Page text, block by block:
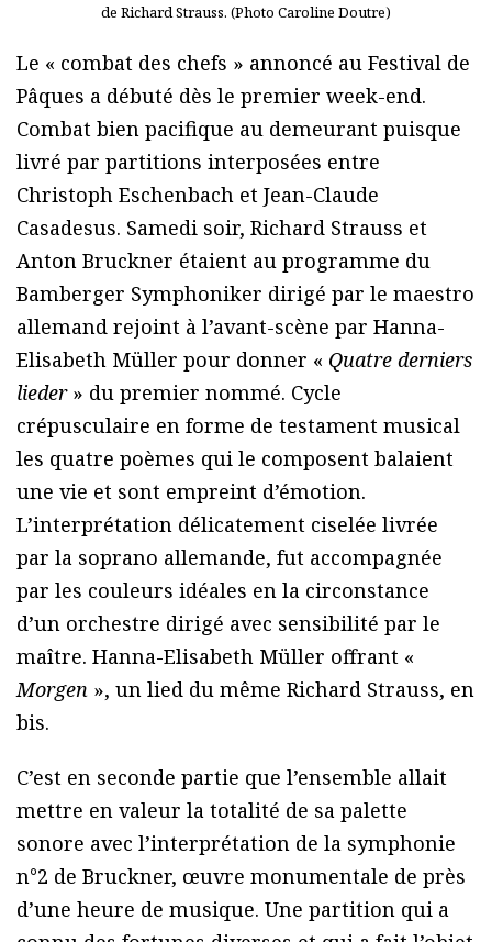
de Richard Strauss. (Photo Caroline Doutre)
Le « combat des chefs » annoncé au Festival de
Pâques a débuté dès le premier week-end.
Combat bien pacifique au demeurant puisque
livré par partitions interposées entre
Christoph Eschenbach et Jean-Claude
Casadesus. Samedi soir, Richard Strauss et
Anton Bruckner étaient au programme du
Bamberger Symphoniker dirigé par le maestro
allemand rejoint à l’avant-scène par Hanna-
Elisabeth Müller pour donner « Quatre derniers
lieder» du premier nommé. Cycle
crépusculaire en forme de testament musical
les quatre poèmes qui le composent balaient
une vie et sont empreint d’émotion.
L’interprétation délicatement ciselée livrée
par la soprano allemande, fut accompagnée
par les couleurs idéales en la circonstance
d’un orchestre dirigé avec sensibilité par le
maître. Hanna-Elisabeth Müller offrant «
Morgen », un lied du même Richard Strauss, en
bis.
C’est en seconde partie que l’ensemble allait
mettre en valeur la totalité de sa palette
sonore avec l’interprétation de la symphonie
n°2 de Bruckner, œuvre monumentale de près
d’une heure de musique. Une partition qui a